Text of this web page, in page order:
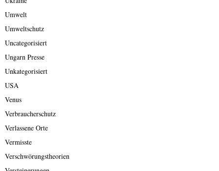
Umwelt
Umweltschutz
Uncategorisiert
Ungarn Presse
Unkategorisiert
USA
Venus
Verbraucherschutz
Verlassene Orte
Vermisste
Verschwörungstheorien